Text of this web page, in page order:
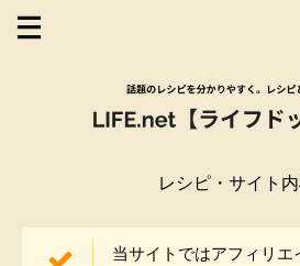
レシピ・サイト
当サイトではアフィリ